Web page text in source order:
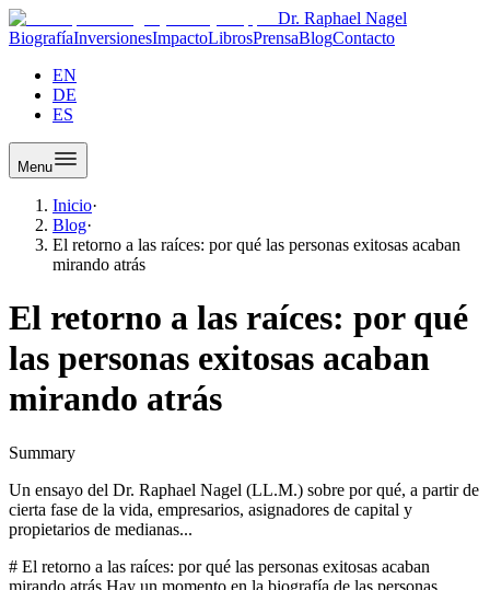
Dr. Raphael Nagel
BiografíaInversionesImpactoLibrosPrensaBlogContacto
EN
DE
ES
Menu
Inicio·
Blog·
El retorno a las raíces: por qué las personas exitosas acaban
mirando atrás
El retorno a las raíces: por qué
las personas exitosas acaban
mirando atrás
Summary
Un ensayo del Dr. Raphael Nagel (LL.M.) sobre por qué, a partir de
cierta fase de la vida, empresarios, asignadores de capital y
propietarios de medianas...
# El retorno a las raíces: por qué las personas exitosas acaban mirando atrás Hay un momento en la biografía de las personas logradas en el que la pregunta por el origen deja de ser accesoria y se vuelve inevitable. No llega como nostalgia ni como crisis, sino como una corrección silenciosa del rumbo. Después de años dedicados a construir, asignar y decidir, algo exige ser revisado. No lo hecho, sino desde dónde se hizo. Este ensayo, apoyado en el capítulo undécimo del libro Wurzeln del Dr. Raphael Nagel (LL.M.), examina ese retorno a las raíces como una forma madura de orientación, propia de quienes han alcanzado la suficiente distancia para mirarse sin vanidad y sin sentimentalismo. ## La fase en que el origen vuelve a llamar Existe una edad de la vida, difícil de fijar con exactitud, en que la pregunta por la procedencia deja de ser un asunto privado y se convierte en una instancia de verificación. Antes, uno está ocupado en llegar. Trabaja, construye, asume riesgos, corrige errores, asciende. El horizonte se encuentra delante, y la biografía parece un proyecto de traducción del presente al futuro. Las raíces, en ese periodo, funcionan como un sustrato del que casi no se habla. Se las utiliza sin nombrarlas, como quien utiliza su lengua materna sin advertir que está hablando. Con el tiempo, algo cambia. No es una ruptura espectacular. Es un desplazamiento. El empresario que ha firmado contratos durante treinta años comienza a recordar, sin motivo aparente, la tienda de su padre. La propietaria de un grupo industrial vuelve mentalmente al pueblo donde su abuela llevaba las cuentas en un cuaderno. El inversor que ha asignado capital en media docena de mercados empieza a preguntarse por qué decide lo que decide. El libro Wurzeln describe esa transición como un movimiento hacia adentro que no debilita, sino que da forma. Quien lo experimenta no se vuelve blando, se vuelve preciso. El Dr. Raphael Nagel (LL.M.) insiste en que esta fase no debe confundirse con la nostalgia. La nostalgia mira hacia un origen idealizado y se consuela con él. El retorno maduro a las raíces hace lo contrario: mira el origen tal como fue, con sus virtudes y sus limitaciones, y lo reconoce como el sustrato real desde el que se ha actuado. No consuela, orienta. ## Por qué empresarios y asignadores de capital acaban mirando atrás El fenómeno se observa con especial nitidez entre tres perfiles que la vida pública rara vez reúne en la misma conversación: el empresario fundador, el asignador de capital y el propietario de mediana empresa en proceso de sucesión. Los tres comparten una característica que no siempre se reconoce. Han dedicado su carrera a decidir en condiciones de incertidumbre, con consecuencias materiales para terceros. Ese hábito construye un tipo específico de lucidez. Y esa lucidez, tarde o temprano, se dirige hacia el propio biógrafo. El empresario que ha levantado una compañía mira atrás porque percibe que lo construido no se sostiene solo sobre decisiones. Hay algo heredado que ha operado en segundo plano: una forma de tratar a los empleados aprendida de un padre, una relación con el riesgo adquirida en una mesa familiar, una disciplina adquirida antes de entrar al colegio. Comprender esa capa no es un ejercicio privado. Es un requisito para saber qué parte de la obra es transferible y qué parte depende de una persona concreta. El asignador de capital descubre, con los años, que sus criterios aparentemente racionales descansan sobre intuiciones antiguas. La aversión a cierto tipo de riesgo, la preferencia por determinadas estructuras, la desconfianza ante determinados discursos no son productos puros del análisis. Son filtros heredados. Reconocerlos no los debilita. Los pone a trabajar con mayor claridad. Como escribe el Dr. Raphael Nagel (LL.M.) en Wurzeln, quien conoce sus raíces no queda atrapado: queda informado. El propietario de una mediana empresa en fase de sucesión enfrenta la situación más explícita. Ha de decidir qué entrega y a quién. Y descubre, a menudo con sorpresa, que la empresa no es únicamente un activo. Es un depósito de decisiones antiguas, muchas tomadas antes de su propia vida. Lo que se transmite no es solo un balance, es una manera de estar en el mundo económico. Para entregarla bien, hay que haberla entendido. Y para entenderla, hay que mirar atrás. ## El malentendido: mirar atrás no es retroceder En la retórica moderna, mirar atrás tiene mala prensa. Se asocia con conservadurismo, con parálisis, con la renuencia a renovarse. Wurzeln rechaza esa equivalencia. Mirar atrás, en el sentido que el libro propone, no es volverse hacia el pasado para instalarse en él. Es volverse hacia el pasado para comprender desde dónde se ha hablado, decidido y gastado la vida. Es un acto analítico antes que sentimental. Quien confunde retorno con retroceso suele tener poco trato con procesos reales de toma de decisiones. En una empresa madura, revisar la propia trayectoria es parte del oficio. No se hace por melancolía, se hace porque las decisiones futuras serán mejores si se sabe qué supuestos las preceden. Lo mismo ocurre con la biografía. El retorno a las raíces en la madurez es una auditoría. No una ceremonia. La tesis del libro es precisa en este punto. El progreso sin origen es desorientado. Sabe hacia dónde, pero no desde dónde. El origen sin progreso se conserva a sí mismo hasta extinguirse. La síntesis madura consiste en sostener ambas direcciones al mismo tiempo. Mirar atrás no interrumpe el avance; lo sitúa. Por eso aparece, característicamente, en personas que ya han avanzado lo suficiente como para saber que el avance por sí solo no produce sentido. ## Sucesión, capital y la pregunta por el depósito La sucesión empresarial es el laboratorio más claro del retorno maduro. Quien transfiere una compañía que ha construido, o una que le fue confiada por una generación anterior, se ve obligado a distinguir entre lo visible y lo invisible del legado. Lo visible, los activos, las cuentas, los contratos, puede inventariarse. Lo invisible, la cultura, la manera de hablar con los clientes, la forma de reaccionar ante las crisis, sólo puede transmitirse si antes se ha reconocido como herencia. Muchos procesos de sucesión fracasan no por razones jurídicas o fiscales, sino porque el titular nunca convirtió su propia procedencia en materia consciente. Entrega la empresa como si fuese un objeto, cuando en realidad es una prolongación codificada de decisiones antiguas. Wurzeln sugiere que el trabajo de hacer consciente el origen es, en este contexto, una condición previa a cualquier estructuración técnica. Sin ese trabajo, el relevo transmite la forma y pierde el contenido. El mismo principio se aplica a los asignadores de capital institucional o familiar. Detrás de un patrimonio que dura generaciones hay siempre una doctrina implícita, aprendida en mesas, bibliotecas y silencios concretos. Esa doctrina es lo que permite distinguir al capital con memoria del capital sin historia. El primero sobrevive a los ciclos porque sabe de dónde viene. El segundo se limita a moverse con ellos y, cuando el movimiento se detiene, se descubre sin forma. ## El retorno como reforma interior Sería un error pensar que el retorno a las raíces se limita al ámbito profesional. Afecta primero a quien lo emprende. Quien mira hacia atrás con honestidad advierte que muchas de sus decisiones, incluidas las que consideraba autónomas, respondieron a un guion no escrito. No es una revelación cómoda. Pero es una revelación útil. A partir de ahí, ese guion puede leerse, discutirse y, en parte, reescribirse. La madurez, entendida en sentido estricto, es esa capacidad de convivir con lo que lo ha formado a uno sin someterse ni rebelarse. El Dr. Raphael Nagel (LL.M.) describe esta postura como trabajo. No es una iluminación, es un oficio. Se practica en pequeños actos: revisar cómo se habla con los colaboradores, por qué se prefiere cierta estructura contractual, qué situaciones producen una reacción desproporcionada. Cada uno de esos episodios contiene una pista sobre el origen. El resultado no es una personalidad reconstruida desde cero, sino una personalidad que conoce sus cimientos. Esa diferencia, aparentemente sutil, explica por qué ciertas trayectorias envejecen con peso y otras se disuelven con el tiempo. Quien ignora su procedencia se vuelve más frágil con los años, porque carece de la forma que el origen bien comprendido proporciona. Quien la reconoce gana en consistencia, no en rigidez. ## Por qué este retorno es el comienzo, no el final En la lectura habitual, mirar hacia atrás se asocia con cierre. Se piensa en memorias, balances, testamentos. Wurzeln propone lo contrario. El retorno al origen, cuando ocurre en la fase adecuada de la vida, no cierra, abre. Permite tomar decisiones que antes no se podían tomar, porque antes faltaba el conocimiento de la base. Es el momento en que la biografía deja de ser una suma de episodios y se convierte en una estructura comprensible. Para el empresario, esto significa poder elegir con más lucidez qué parte del legado proteger y qué parte transformar. Para el asignador de capital, supone distinguir entre convicciones auténticas y hábitos heredados. Para el propietario en sucesión, permite entregar algo más que un patrimonio: permite entregar una comprensión. Ninguna de estas tareas puede realizarse sin haber mirado atrás. Ninguna, por otra parte, conduce al pasado. Todas apuntan al futuro, pero desde un suelo reconocido. De ahí la formulación central del capítulo. La vuelta a las raíces en la madurez no es un síntoma de cansancio, es un síntoma de seriedad. Quien la emprende ha entendido que las grandes decisiones de la segunda mitad de la vida requieren una claridad que sólo da la procedencia asumida. Lo demás es improvisación tardía, disfrazada de libertad. El retorno a las raíces, tal como lo plantea Wurzeln, no es un episodio sentimental ni un privilegio de quienes ya no t